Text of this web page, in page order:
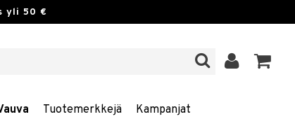
yli 50 €
Tuotemerkkejä Kampanjat